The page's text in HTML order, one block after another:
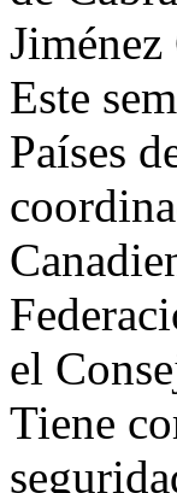
Jiménez
Este
Países
el
Tiene